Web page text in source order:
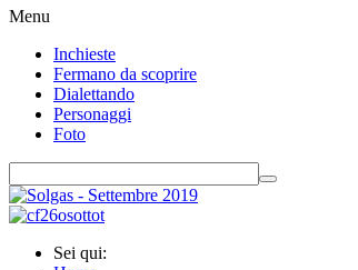
Menu
Inchieste
Fermano da scoprire
Dialettando
Personaggi
Foto
Sei qui: